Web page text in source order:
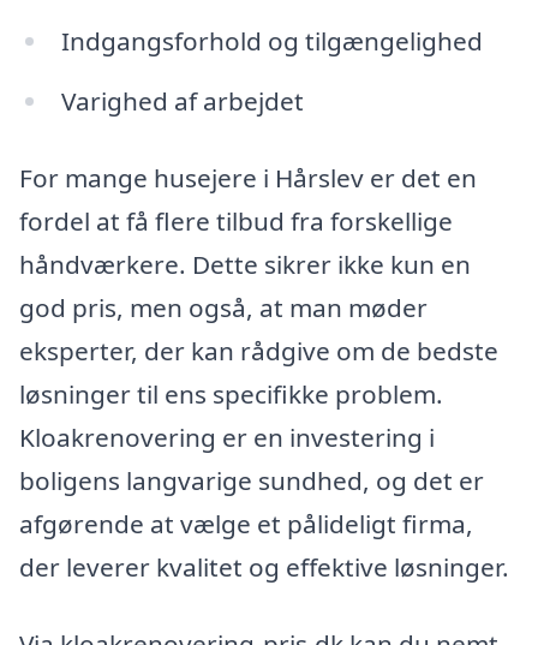
Indgangsforhold og tilgængelighed
Varighed af arbejdet
For mange husejere i Hårslev er det en
fordel at få flere tilbud fra forskellige
håndværkere. Dette sikrer ikke kun en
god pris, men også, at man møder
eksperter, der kan rådgive om de bedste
løsninger til ens specifikke problem.
Kloakrenovering er en investering i
boligens langvarige sundhed, og det er
afgørende at vælge et pålideligt firma,
der leverer kvalitet og effektive løsninger.